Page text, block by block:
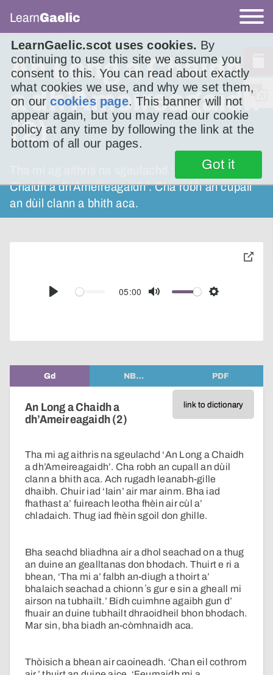
LearnGaelic.scot uses cookies. By
continuing to use this site we assume you
consent to this. You can read about exactly
what cookies we use, and why we set them,
on ourcookies page. This banner will not
appear again, but you may read our cookie
policy at any time by following the link at the
bottom of all our pages.
Got it
LearnGaelic
An Long a Chaidh
a dh’Ameireagaidh
(2)
Tha mi ag aithris na sgeulachd ‘An Long a
Chaidh a dh’Ameireagaidh’. Cha robh an cupall
an dùil clann a bhith aca.
Play
05:00
Mute Settings
toggle
Gd NB… PDF
link to dictionary
An Long a Chaidh a
dh’Ameireagaidh (2)
Tha mi ag aithris na sgeulachd ‘An Long a Chaidh
a dh’Ameireagaidh’. Cha robh an cupall an dùil
clann a bhith aca. Ach rugadh leanabh-gille
dhaibh. Chuir iad ‘Iain’ air mar ainm. Bha iad
fhathast a’ fuireach leotha fhèin air cùl a’
chladaich. Thug iad fhèin sgoil don ghille.
Bha seachd bliadhna air a dhol seachad on a thug
an duine an gealltanas don bhodach. Thuirt e ri a
bhean, ‘Tha mi a’ falbh an-diugh a thoirt a’
bhalaich seachad a chionn ʼs gur e sin a gheall mi
airson na tubhailt.’ Bidh cuimhne agaibh gun d’
fhuair an duine tubhailt dhraoidheil bhon bhodach.
Mar sin, bha biadh an-còmhnaidh aca.
Thòisich a bhean air caoineadh. ‘Chan eil cothrom